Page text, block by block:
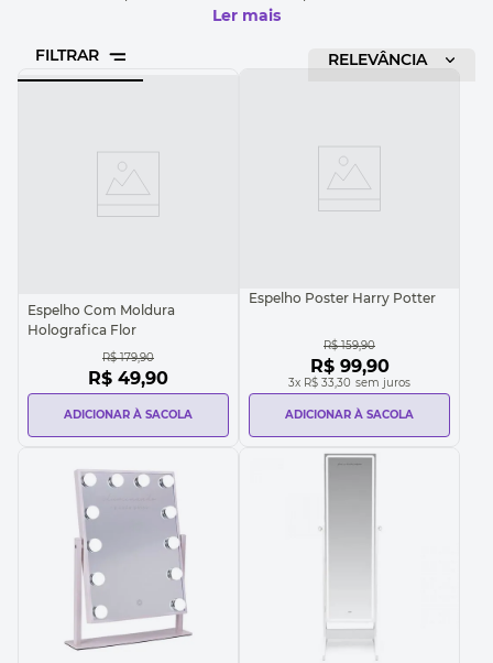
Ler mais
FILTRAR RELEVÂNCIA
Espelho Com Moldura
Holografica Flor
R$ 179,90
R$ 49,90
ADICIONAR À SACOLA
Espelho Poster Harry Potter
R$ 159,90
R$ 99,90
3x R$ 33,30 sem juros
ADICIONAR À SACOLA